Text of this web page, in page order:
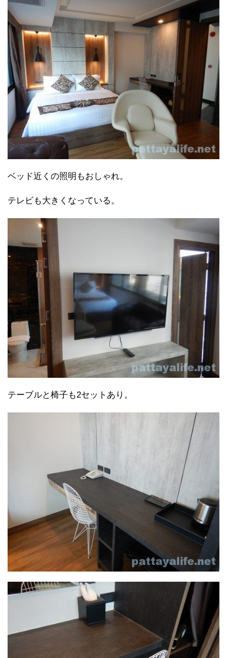
ベッド近くの照明もおしゃれ。
テレビも大きくなっている。
テーブルと椅子も2セットあり。